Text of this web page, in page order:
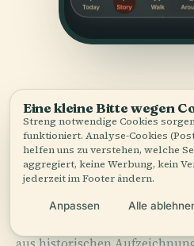
QUELLEN
Geprüftund
Recherchiert und verfasst
Eine kleine Bitte wegen
Streng notwendige Cookies
funktioniert. Analyse-Cookies
helfen uns zu verstehen, welche
aggregiert, keine Werbung, kein
jederzeit im Footer ändern.
Anpassen Alle